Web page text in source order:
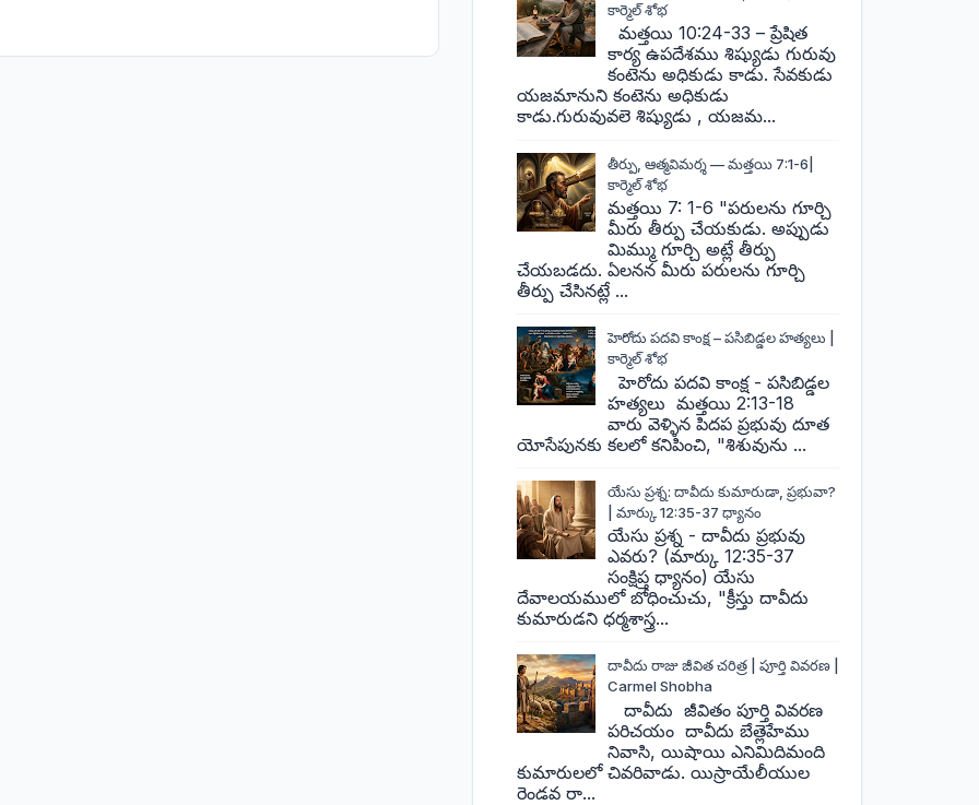
కార్మెల్ శోభ
మత్తయి 10:24-33 – ప్రేషిత
కార్య ఉపదేశము శిష్యుడు గురువు
కంటెను అధికుడు కాడు. సేవకుడు
యజమానుని కంటెను అధికుడు
కాడు.గురువువలె శిష్యుడు , యజమ...
తీర్పు, ఆత్మవిమర్శ — మత్తయి 7:1-6|
కార్మెల్ శోభ
మత్తయి 7: 1-6 "పరులను గూర్చి
మీరు తీర్పు చేయకుడు. అప్పుడు
మిమ్ము గూర్చి అట్లే తీర్పు
చేయబడదు. ఏలనన మీరు పరులను గూర్చి
తీర్పు చేసినట్లే ...
హెరోదు పదవి కాంక్ష – పసిబిడ్డల హత్యలు |
కార్మెల్ శోభ
హెరోదు పదవి కాంక్ష - పసిబిడ్డల
హత్యలు మత్తయి 2:13-18
వారు వెళ్ళిన పిదప ప్రభువు దూత
యోసేపునకు కలలో కనిపించి, "శిశువును ...
యేసు ప్రశ్న: దావీదు కుమారుడా, ప్రభువా?
| మార్కు 12:35-37 ధ్యానం
యేసు ప్రశ్న - దావీదు ప్రభువు
ఎవరు? (మార్కు 12:35-37
సంక్షిప్త ధ్యానం) యేసు
దేవాలయములో బోధించుచు, "క్రీస్తు దావీదు
కుమారుడని ధర్మశాస్త్ర...
దావీదు రాజు జీవిత చరిత్ర | పూర్తి వివరణ |
Carmel Shobha
దావీదు జీవితం పూర్తి వివరణ
పరిచయం దావీదు బేత్లెహేము
నివాసి, యిషాయి ఎనిమిదిమంది
కుమారులలో చివరివాడు. యిస్రాయేలీయుల
రెండవ రా...